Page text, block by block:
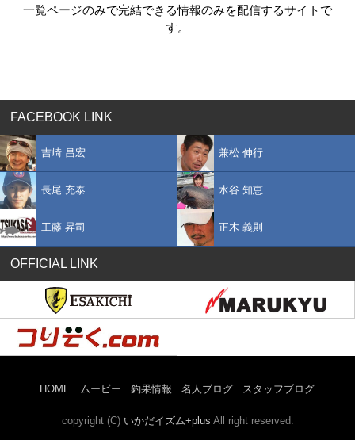
一覧ページのみで完結できる情報のみを配信するサイトで
す。
FACEBOOK LINK
吉崎 昌宏 兼松 伸行
長尾 充泰 水谷 知恵
工藤 昇司 正木 義則
OFFICIAL LINK
HOME ムービー 釣果情報 名人ブログ スタッフブログ
copyright (C) いかだイズム+plus All right reserved.